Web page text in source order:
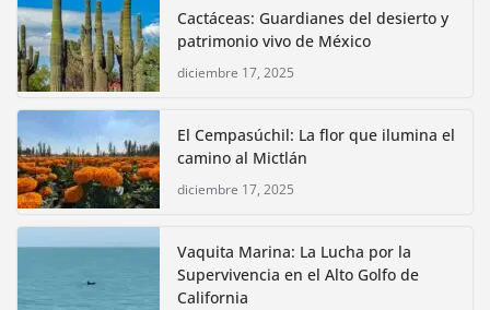
Cactáceas: Guardianes del desierto y
patrimonio vivo de México
diciembre 17, 2025
El Cempasúchil: La flor que ilumina el
camino al Mictlán
diciembre 17, 2025
Vaquita Marina: La Lucha por la
Supervivencia en el Alto Golfo de
California